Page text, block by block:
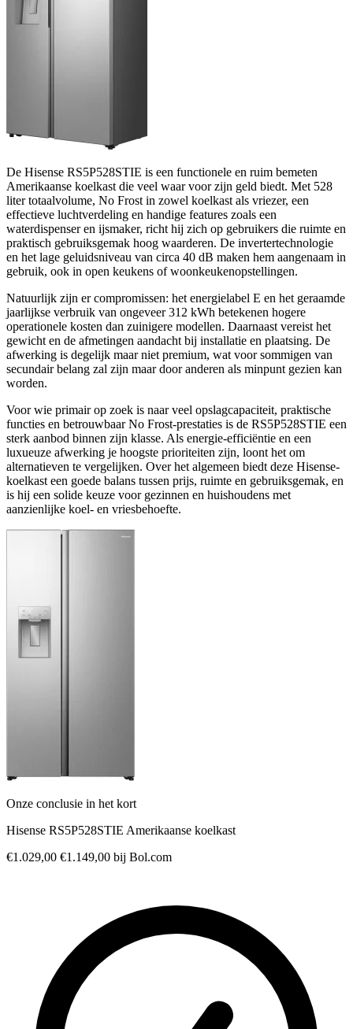
De Hisense RS5P528STIE is een functionele en ruim bemeten
Amerikaanse koelkast die veel waar voor zijn geld biedt. Met 528
liter totaalvolume, No Frost in zowel koelkast als vriezer, een
effectieve luchtverdeling en handige features zoals een
waterdispenser en ijsmaker, richt hij zich op gebruikers die ruimte en
praktisch gebruiksgemak hoog waarderen. De invertertechnologie
en het lage geluidsniveau van circa 40 dB maken hem aangenaam in
gebruik, ook in open keukens of woonkeukenopstellingen.
Natuurlijk zijn er compromissen: het energielabel E en het geraamde
jaarlijkse verbruik van ongeveer 312 kWh betekenen hogere
operationele kosten dan zuinigere modellen. Daarnaast vereist het
gewicht en de afmetingen aandacht bij installatie en plaatsing. De
afwerking is degelijk maar niet premium, wat voor sommigen van
secundair belang zal zijn maar door anderen als minpunt gezien kan
worden.
Voor wie primair op zoek is naar veel opslagcapaciteit, praktische
functies en betrouwbaar No Frost-prestaties is de RS5P528STIE een
sterk aanbod binnen zijn klasse. Als energie-efficiëntie en een
luxueuze afwerking je hoogste prioriteiten zijn, loont het om
alternatieven te vergelijken. Over het algemeen biedt deze Hisense-
koelkast een goede balans tussen prijs, ruimte en gebruiksgemak, en
is hij een solide keuze voor gezinnen en huishoudens met
aanzienlijke koel- en vriesbehoefte.
Onze conclusie in het kort
Hisense RS5P528STIE Amerikaanse koelkast
€1.029,00 €1.149,00 bij Bol.com